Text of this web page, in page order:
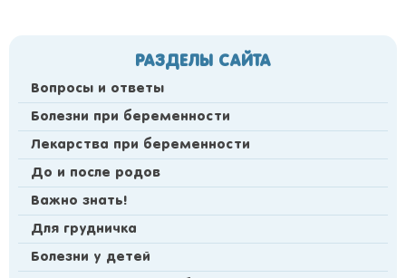
РАЗДЕЛЫ САЙТА
Вопросы и ответы
Болезни при беременности
Лекарства при беременности
До и после родов
Важно знать!
Для грудничка
Болезни у детей